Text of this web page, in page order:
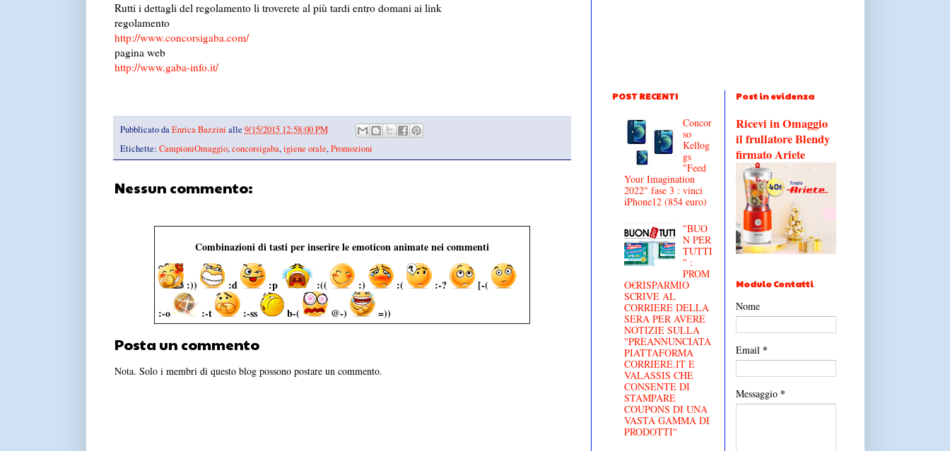
Rutti i dettagli del regolamento li troverete al più tardi entro domani ai link
regolamento
http://www.concorsigaba.com/
pagina web
http://www.gaba-info.it/
Pubblicato daEnrica Bazzini alle 9/15/2015 12:58:00 PM
Etichette: CampioniOmaggio,concorsigaba,igiene orale,Promozioni
Nessun commento:
Combinazioni di tasti per inserire le emoticon animate nei commenti
:)) :d :p :(( :) :( :-?
[-(
:-o
:-t :-ss b-( @-) =))
Posta un commento
Nota. Solo i membri di questo blog possono postare un commento.
POST RECENTI
Concor
so
Kellog
gs
"Feed
Your Imagination
2022" fase 3 : vinci
iPhone12 (854 euro)
''BUO
N PER
TUTTI
'' :
PROM
O€RISPARMIO
SCRIVE AL
CORRIERE DELLA
SERA PER AVERE
NOTIZIE SULLA
''PREANNUNCIATA
PIATTAFORMA
CORRIERE.IT E
VALASSIS CHE
CONSENTE DI
STAMPARE
COUPONS DI UNA
VASTA GAMMA DI
PRODOTTI''
Post in evidenza
Ricevi in Omaggio
il frullatore Blendy
firmato Ariete
Modulo Contatti
Nome
Email *
Messaggio *